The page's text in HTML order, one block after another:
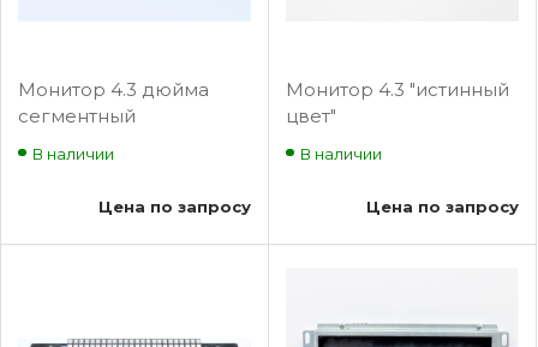
Монитор 4.3 дюйма
сегментный
В наличии
Цена по запросу
Монитор 4.3 "истинный
цвет"
В наличии
Цена по запросу